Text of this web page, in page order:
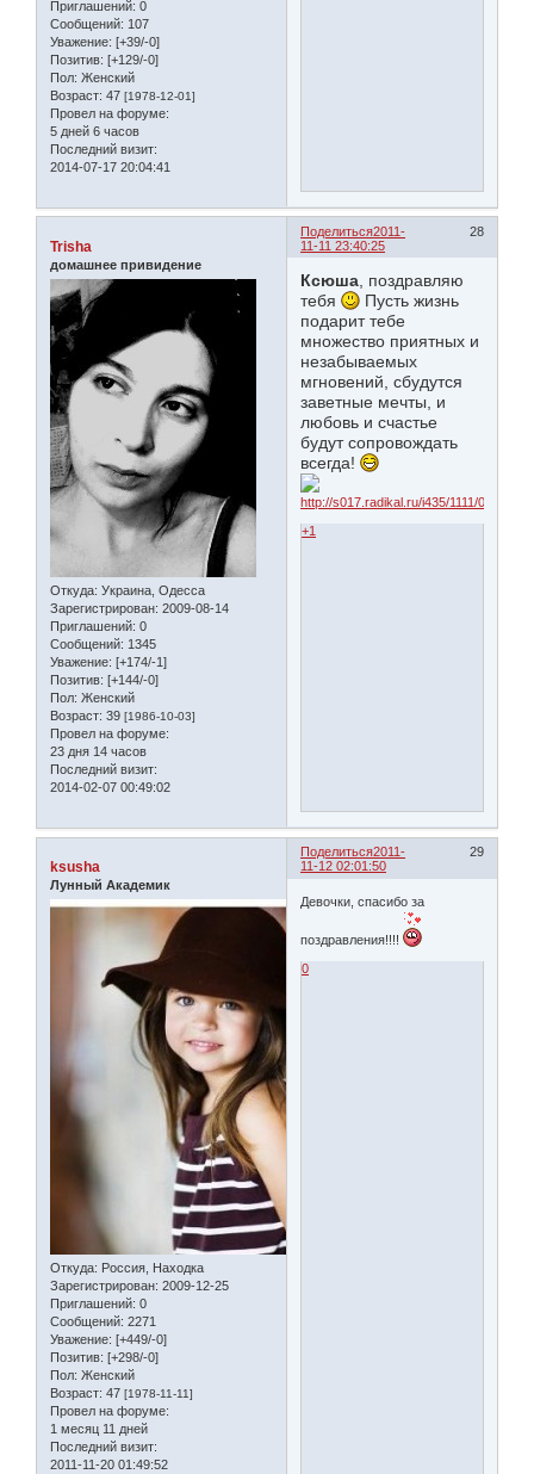
Приглашений: 0
Сообщений: 107
Уважение: [+39/-0]
Позитив: [+129/-0]
Пол: Женский
Возраст: 47 [1978-12-01]
Провел на форуме:
5 дней 6 часов
Последний визит:
2014-07-17 20:04:41
Поделиться 28
2011-
11-11 23:40:25
Trisha
домашнее привидение
Откуда: Украина, Одесса
Зарегистрирован: 2009-08-14
Приглашений: 0
Сообщений: 1345
Уважение: [+174/-1]
Позитив: [+144/-0]
Пол: Женский
Возраст: 39 [1986-10-03]
Провел на форуме:
23 дня 14 часов
Последний визит:
2014-02-07 00:49:02
Ксюша, поздравляю
тебя
Пусть жизнь
подарит тебе
множество приятных и
незабываемых
мгновений, сбудутся
заветные мечты, и
любовь и счастье
будут сопровождать
всегда!
+1
Поделиться 29
2011-
11-12 02:01:50
ksusha
Лунный Академик
Откуда: Россия, Находка
Зарегистрирован: 2009-12-25
Приглашений: 0
Сообщений: 2271
Уважение: [+449/-0]
Позитив: [+298/-0]
Пол: Женский
Возраст: 47 [1978-11-11]
Провел на форуме:
1 месяц 11 дней
Последний визит:
2011-11-20 01:49:52
Девочки, спасибо за
поздравления!!!!
0